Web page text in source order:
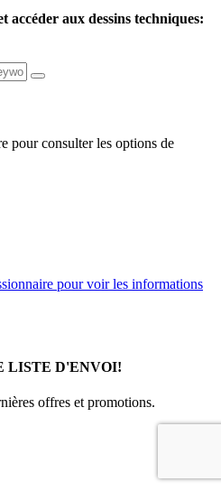
accéder aux dessins techniques:
pour consulter les options de
pour voir les informations
LISTE D'ENVOI!
offres et promotions.